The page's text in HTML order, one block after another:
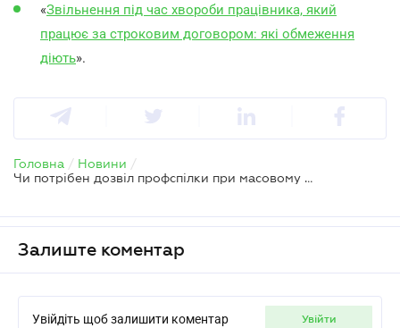
«Звільнення під час хвороби працівника, який
працює за строковим договором: які обмеження
діють».
Головна / Новини /
Чи потрібен дозвіл профспілки при масовому скороченні працівників
Залиште коментар
Увійдіть щоб залишити коментар увійти